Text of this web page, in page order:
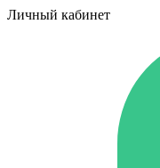
Личный кабинет